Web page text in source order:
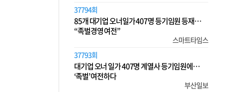
37794회
85개 대기업 오너일가 407명 등기임원 등재…
“족벌경영 여전”
스마트타임스
37793회
대기업 오너 일가 407명 계열사 등기임원에…
‘족벌’ 여전하다
부산일보